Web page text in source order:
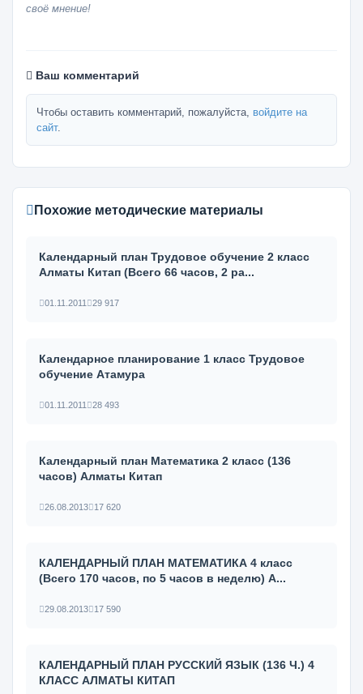
своё мнение!
Ваш комментарий
Чтобы оставить комментарий, пожалуйста, войдите на
сайт.
Похожие методические материалы
Календарный план Трудовое обучение 2 класс
Алматы Китап (Всего 66 часов, 2 ра...
01.11.2011 29 917
Календарное планирование 1 класс Трудовое
обучение Атамура
01.11.2011 28 493
Календарный план Математика 2 класс (136
часов) Алматы Китап
26.08.2013 17 620
КАЛЕНДАРНЫЙ ПЛАН МАТЕМАТИКА 4 класс
(Всего 170 часов, по 5 часов в неделю) А...
29.08.2013 17 590
КАЛЕНДАРНЫЙ ПЛАН РУССКИЙ ЯЗЫК (136 Ч.) 4
КЛАСС АЛМАТЫ КИТАП